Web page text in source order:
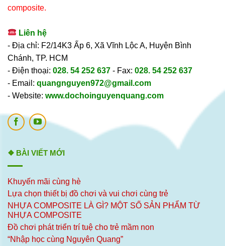
composite.
Liên hệ
- Địa chỉ: F2/14K3 Ấp 6, Xã Vĩnh Lộc A, Huyện Bình
Chánh, TP. HCM
- Điện thoại: 028. 54 252 637 - Fax: 028. 54 252 637
- Email: quangnguyen972@gmail.com
- Website: www.dochoinguyenquang.com
❖ BÀI VIẾT MỚI
Khuyến mãi cùng hè
Lựa chọn thiết bị đồ chơi và vui chơi cùng trẻ
NHỰA COMPOSITE LÀ GÌ? MỘT SỐ SẢN PHẨM TỪ
NHỰA COMPOSITE
Đồ chơi phát triển trí tuệ cho trẻ mầm non
“Nhập học cùng Nguyên Quang”